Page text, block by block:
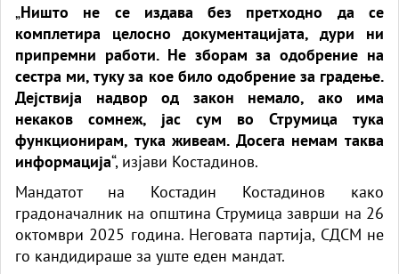
„Ништо не се издава без претходно да се
комплетира целосно документацијата, дури ни
припремни работи. Не зборам за одобрение на
сестра ми, туку за кое било одобрение за градење.
Дејствија надвор од закон немало, ако има
некаков сомнеж, јас сум во Струмица тука
функционирам, тука живеам. Досега немам таква
информација“, изјави Костадинов.
Мандатот на Костадин Костадинов како
градоначалник на општина Струмица заврши на 26
октомври 2025 година. Неговата партија, СДСМ не
го кандидираше за уште еден мандат.